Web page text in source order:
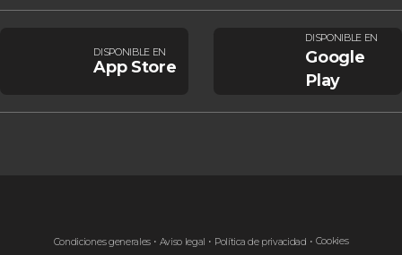
DISPONIBLE EN
App Store
DISPONIBLE EN
Google
Play
Condiciones generales Aviso legal Política de privacidad Cookies